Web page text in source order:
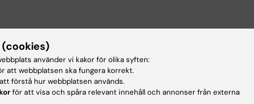
INTERNATIONAL.2022;64(1):e15214
deaminase deficiency
Y; Kanegane H; Ozono K
(cookies)
använder vi kakor för olika syften:
att webbplatsen ska fungera korrekt.
förstå hur webbplatsen används.
för att visa och spåra relevant innehåll och annonser från externa